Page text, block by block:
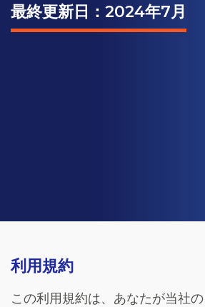
最終更新日：2024年7月
利用規約
この利用規約は、あなたが当社